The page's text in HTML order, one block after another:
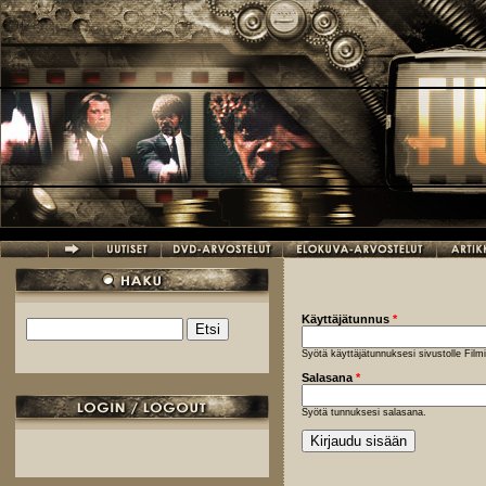
Hyppää pääsisältöön
Hakulomake
Käyttäjätunnus *
Syötä käyttäjätunnuksesi sivustolle
Salasana *
Syötä tunnuksesi salasana.